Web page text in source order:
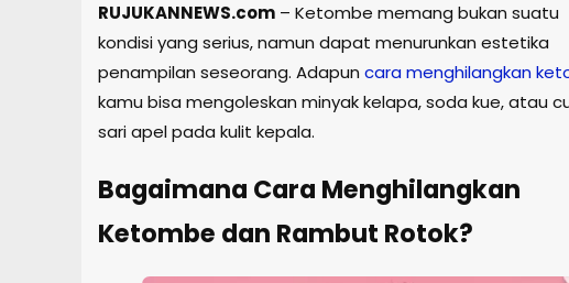
RUJUKANNEWS.com – Ketombe memang bukan suatu
kondisi yang serius, namun dapat menurunkan estetika
penampilan seseorang. Adapun cara menghilangkan
kamu bisa mengoleskan minyak kelapa, soda kue, atau
sari apel pada kulit kepala.
Bagaimana Cara Menghilangkan
Ketombe dan Rambut Rotok?